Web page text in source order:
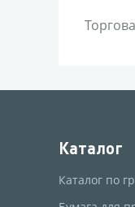
Каталог
Каталог по